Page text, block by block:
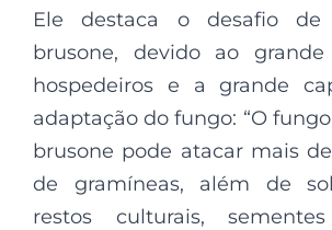
Ele destaca o desafio de
brusone, devido ao
hospedeiros e a grande
adaptação do fungo: “O
brusone pode atacar mais
de gramíneas, além de
restos culturais,